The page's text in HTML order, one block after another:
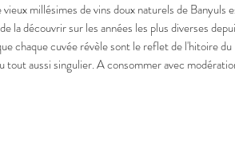
millésimes de vins doux naturels de Banyuls
la découvrir sur les années les plus diverses
chaque cuvée révèle sont le reflet de l'hitoire du
tout aussi singulier. A consommer avec